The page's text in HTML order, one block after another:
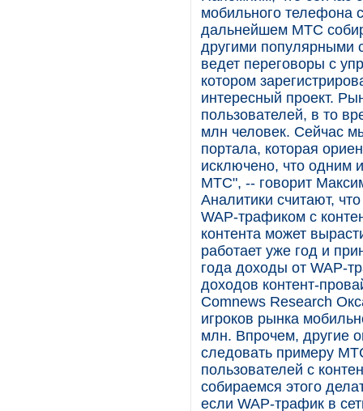
мобильного телефона
дальнейшем МТС
другими популярными
ведет переговоры с
котором
интересный проект.
пользователей, в то
млн человек. Сейчас
портала, которая
исключено, что одним
МТС", -- говорит
Аналитики считают,
WAP-трафиком с
контента может
работает уже год и
года доходы от WAP-
доходов контент-
Comnews Research
игроков рынка
млн. Впрочем, другие
следовать примеру
пользователей с
собираемся этого
если WAP-трафик в